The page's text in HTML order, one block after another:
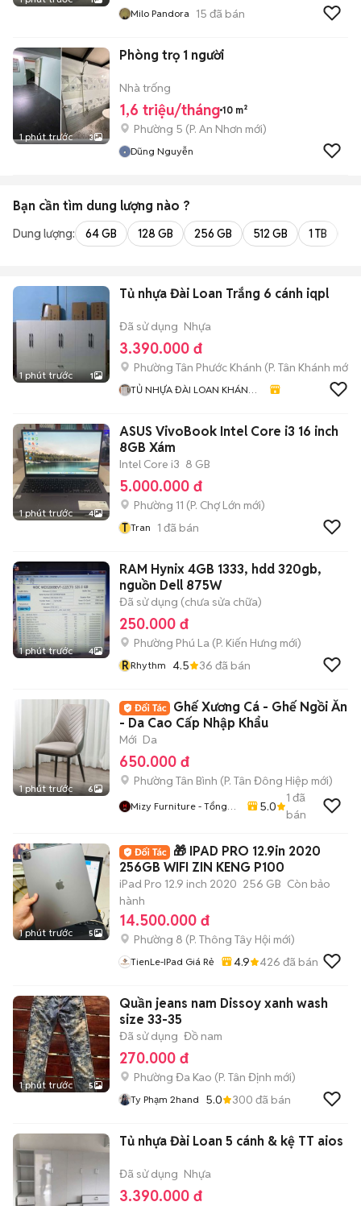
Milo Pandora 15 đã bán
1 phút trước 3
Phòng trọ 1 người
Nhà trống
1,6 triệu/tháng 10 m²
Phường 5 (P. An Nhơn mới)
Dũng Nguyễn
Bạn cần tìm dung lượng nào ?
Dung lượng: 64 GB 128 GB 256 GB 512 GB 1 TB
1 phút trước 1
Tủ nhựa Đài Loan Trắng 6 cánh iqpl
Đã sử dụng Nhựa
3.390.000 đ
Phường Tân Phước Khánh (P. Tân Khánh mới)
TỦ NHỰA ĐÀI LOAN KHÁNH
1 phút trước 4
ASUS VivoBook Intel Core i3 16 inch
8GB Xám
Intel Core i3 8 GB
5.000.000 đ
Phường 11 (P. Chợ Lớn mới)
T Tran 1 đã bán
1 phút trước 4
RAM Hynix 4GB 1333, hdd 320gb,
nguồn Dell 875W
Đã sử dụng (chưa sửa chữa)
250.000 đ
Phường Phú La (P. Kiến Hưng mới)
RRhythm 4.5 36 đã bán
1 phút trước 6
Ghế Xương Cá - Ghế Ngồi Ăn
- Da Cao Cấp Nhập Khẩu
Mới Da
650.000 đ
Phường Tân Bình (P. Tân Đông Hiệp mới)
Mizy Furniture - Tổng
5.0
1 đã
bán
1 phút trước 5
🎁 IPAD PRO 12.9in 2020
256GB WIFI ZIN KENG P100
iPad Pro 12.9 inch 2020 256 GB Còn bảo
hành
14.500.000 đ
Phường 8 (P. Thông Tây Hội mới)
TienLe-IPad Giá Rẻ 4.9 426 đã bán
1 phút trước 5
Quần jeans nam Dissoy xanh wash
size 33-35
Đã sử dụng Đồ nam
270.000 đ
Phường Đa Kao (P. Tân Định mới)
Ty Phạm 2hand 5.0 300 đã bán
Tủ nhựa Đài Loan 5 cánh & kệ TT aios
Đã sử dụng Nhựa
3.390.000 đ